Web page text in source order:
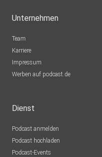
Unternehmen
Team
Karriere
Impressum
Werben auf podcast.de
Dienst
Podcast anmelden
Podcast hochladen
Podcast-Events